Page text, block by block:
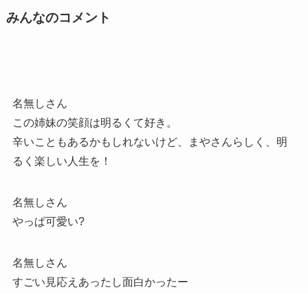
みんなのコメント
名無しさん
この姉妹の笑顔は明るくて好き。
辛いこともあるかもしれないけど、まやさんらしく、明
るく楽しい人生を！
名無しさん
やっぱ可愛い?
名無しさん
すごい見応えあったし面白かったー